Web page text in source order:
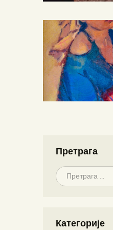
Претрага
Категорије